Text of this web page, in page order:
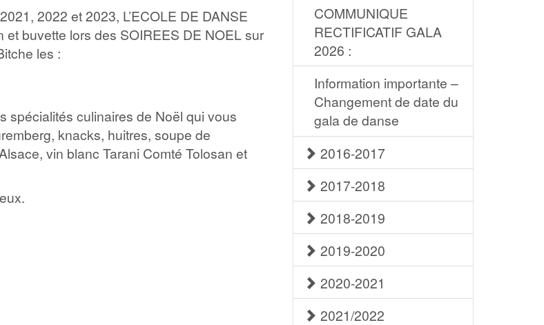
2022 et 2023, L’ECOLE DE DANSE
buvette lors des SOIREES DE NOEL sur
les :
spécialités culinaires de Noël qui vous
knacks, huitres, soupe de
vin blanc Tarani Comté Tolosan et
COMMUNIQUE
RECTIFICATIF GALA
2026 :
Information importante –
Changement de date du
gala de danse
2016-2017
2017-2018
2018-2019
2019-2020
2020-2021
2021/2022